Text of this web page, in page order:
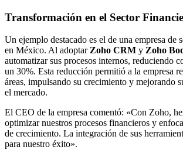
Transformación en el Sector
Un ejemplo destacado es el de una empresa de
en México. Al adoptar Zoho CRM y Zoho
automatizar sus procesos internos, reduciendo
un 30%. Esta reducción permitió a la empresa
áreas, impulsando su crecimiento y mejorando
el mercado.
El CEO de la empresa comentó: «Con Zoho,
optimizar nuestros procesos financieros y
de crecimiento. La integración de sus
para nuestro éxito».